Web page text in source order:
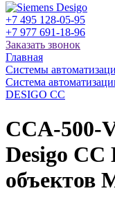
+7 495 128-05-95
+7 977 691-18-96
Заказать звонок
Главная
Системы
Система
DESIGO CC
CCA-500-
Desigo CC
объектов